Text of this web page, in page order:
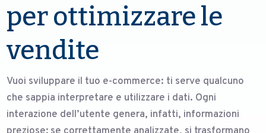
per ottimizzare le
vendite
Vuoi sviluppare il tuo e-commerce: ti serve qualcuno
che sappia interpretare e utilizzare i dati. Ogni
interazione dell’utente genera, infatti, informazioni